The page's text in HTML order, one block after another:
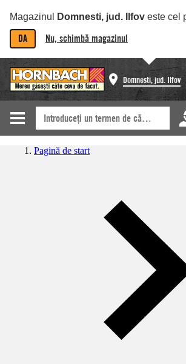
Magazinul Domnesti, jud. Ilfov este cel
DA Nu, schimbă magazinul
Domnesti, jud. Ilfov
Pagină de start